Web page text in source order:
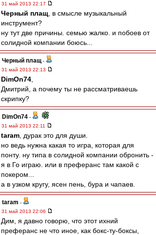
31 май 2013 22:17
Черный плащ , в смысле музыкальный
инструмент?
ну тут две причины. семью жалко. и побоев от
солидной компании боюсь...
Черный плащ -
31 май 2013 22:13
DimOn74
Дмитрий, а почему ты не рассматриваешь
скрипку?
DimOn74 -
31 май 2013 22:11
taram , дурак это для души.
но ведь нужна какая то игра, которая для
понту. ну типа в солидной компании обронить -
я в Го играю. или в преферанс там какой с
покером...
а в узком кругу, ясен пень, бура и чапаев.
taram -
31 май 2013 22:06
Дим, я давно говорю, что этот ихний
преферанс не что иное, как бокс-ту-боксы,